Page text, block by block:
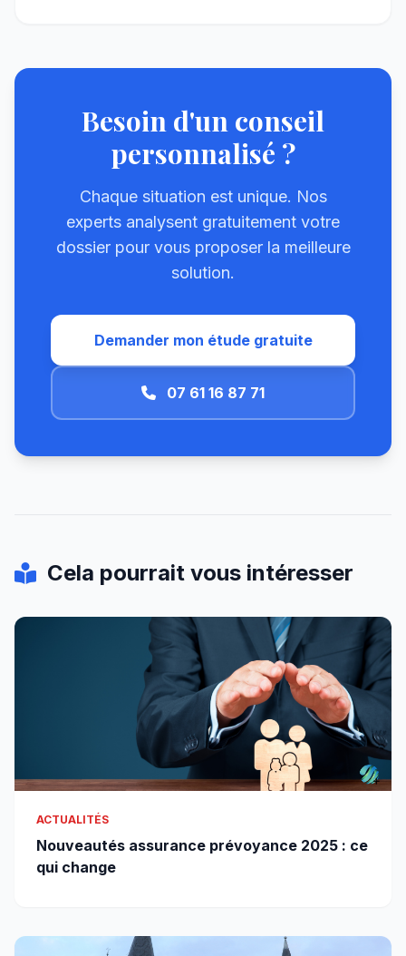
Besoin d'un conseil
personnalisé ?
Chaque situation est unique. Nos
experts analysent gratuitement votre
dossier pour vous proposer la meilleure
solution.
Demander mon étude gratuite
07 61 16 87 71
Cela pourrait vous intéresser
ACTUALITÉS
Nouveautés assurance prévoyance 2025 : ce
qui change